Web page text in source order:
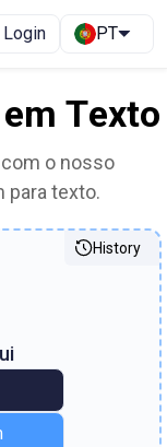
Login PT
Texto
o nosso
para texto.
History